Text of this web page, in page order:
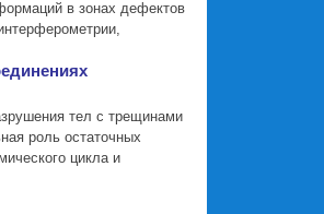
в зонах дефектов
тел с трещинами
роль остаточных
цикла и